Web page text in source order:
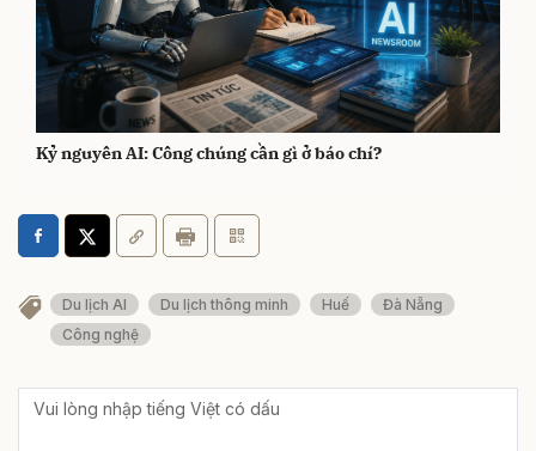
Kỷ nguyên AI: Công chúng cần gì ở báo chí?
Du lịch AI Du lịch thông minh Huế
Đà Nẵng
Công nghệ